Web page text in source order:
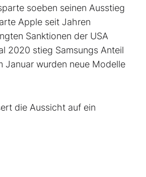
soeben seinen Ausstieg
Apple seit Jahren
Sanktionen der USA
2020 stieg Samsungs Anteil
Januar wurden neue Modelle
die Aussicht auf ein